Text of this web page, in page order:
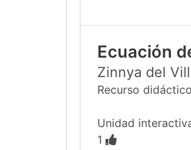
Ecuación
Zinnya del
Recurso didáctico
Unidad
1